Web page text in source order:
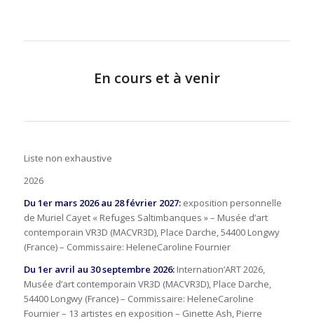
En cours et à venir
Liste non exhaustive
2026
Du 1er mars 2026 au 28 février 2027: exposition personnelle
de Muriel Cayet « Refuges Saltimbanques » – Musée d’art
contemporain VR3D (MACVR3D), Place Darche, 54400 Longwy
(France) – Commissaire: HeleneCaroline Fournier
Du 1er avril au 30 septembre 2026:Internation’ART 2026,
Musée d’art contemporain VR3D (MACVR3D), Place Darche,
54400 Longwy (France) – Commissaire: HeleneCaroline
Fournier – 13 artistes en exposition – Ginette Ash, Pierre